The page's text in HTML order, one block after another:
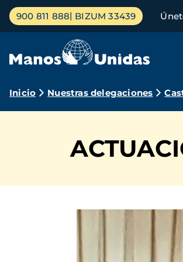
Pasar
contenido
Menú
principal
900 811 888 BIZUM 33439
Ruta
navegación
Inicio Nuestras delegaciones